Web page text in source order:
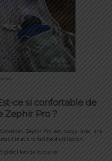
ce si confortable de
Zephir Pro ?
Zephir Pro est conçu avec une
et à la facilité d’utilisation.
global lors de la course.